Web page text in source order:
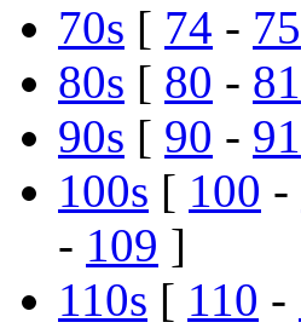
70s [ 74 - 75
80s [ 80 - 81
90s [ 90 - 91
100s [ 100 -
- 109 ]
110s [ 110 -